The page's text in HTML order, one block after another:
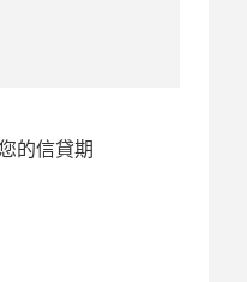
的信貸期